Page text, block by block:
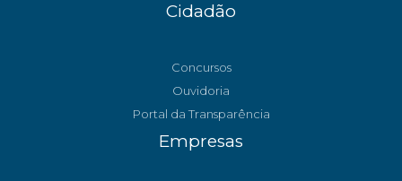
Cidadão
Concursos
Ouvidoria
Portal da Transparência
Empresas